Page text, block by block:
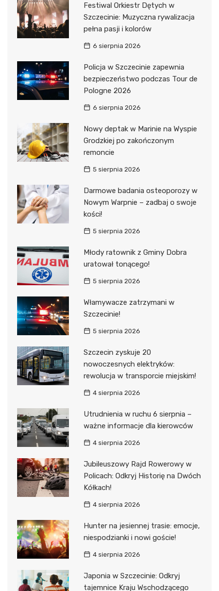
Festiwal Orkiestr Dętych w
Szczecinie: Muzyczna rywalizacja
pełna pasji i kolorów
6 sierpnia 2026
Policja w Szczecinie zapewnia
bezpieczeństwo podczas Tour de
Pologne 2026
6 sierpnia 2026
Nowy deptak w Marinie na Wyspie
Grodzkiej po zakończonym
remoncie
5 sierpnia 2026
Darmowe badania osteoporozy w
Nowym Warpnie – zadbaj o swoje
kości!
5 sierpnia 2026
Młody ratownik z Gminy Dobra
uratował tonącego!
5 sierpnia 2026
Włamywacze zatrzymani w
Szczecinie!
5 sierpnia 2026
Szczecin zyskuje 20
nowoczesnych elektryków:
rewolucja w transporcie miejskim!
4 sierpnia 2026
Utrudnienia w ruchu 6 sierpnia –
ważne informacje dla kierowców
4 sierpnia 2026
Jubileuszowy Rajd Rowerowy w
Policach: Odkryj Historię na Dwóch
Kółkach!
4 sierpnia 2026
Hunter na jesiennej trasie: emocje,
niespodzianki i nowi goście!
4 sierpnia 2026
Japonia w Szczecinie: Odkryj
tajemnice Kraju Wschodzącego